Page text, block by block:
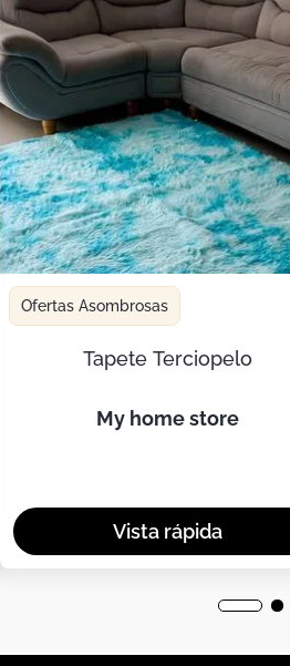
Ofertas Asombrosas
Tapete Terciopelo
my home store